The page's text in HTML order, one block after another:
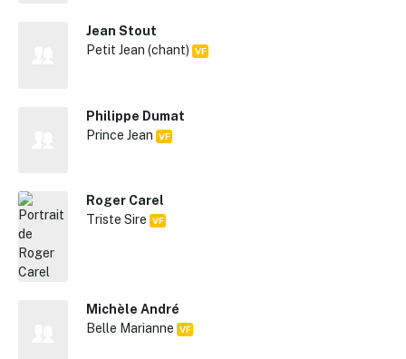
Jean Stout
Petit Jean (chant) VF
Philippe Dumat
Prince Jean VF
Roger Carel
Triste Sire VF
Michèle André
Belle Marianne VF